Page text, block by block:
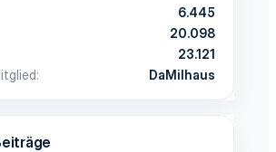
6.445
20.098
23.121
DaMilhaus